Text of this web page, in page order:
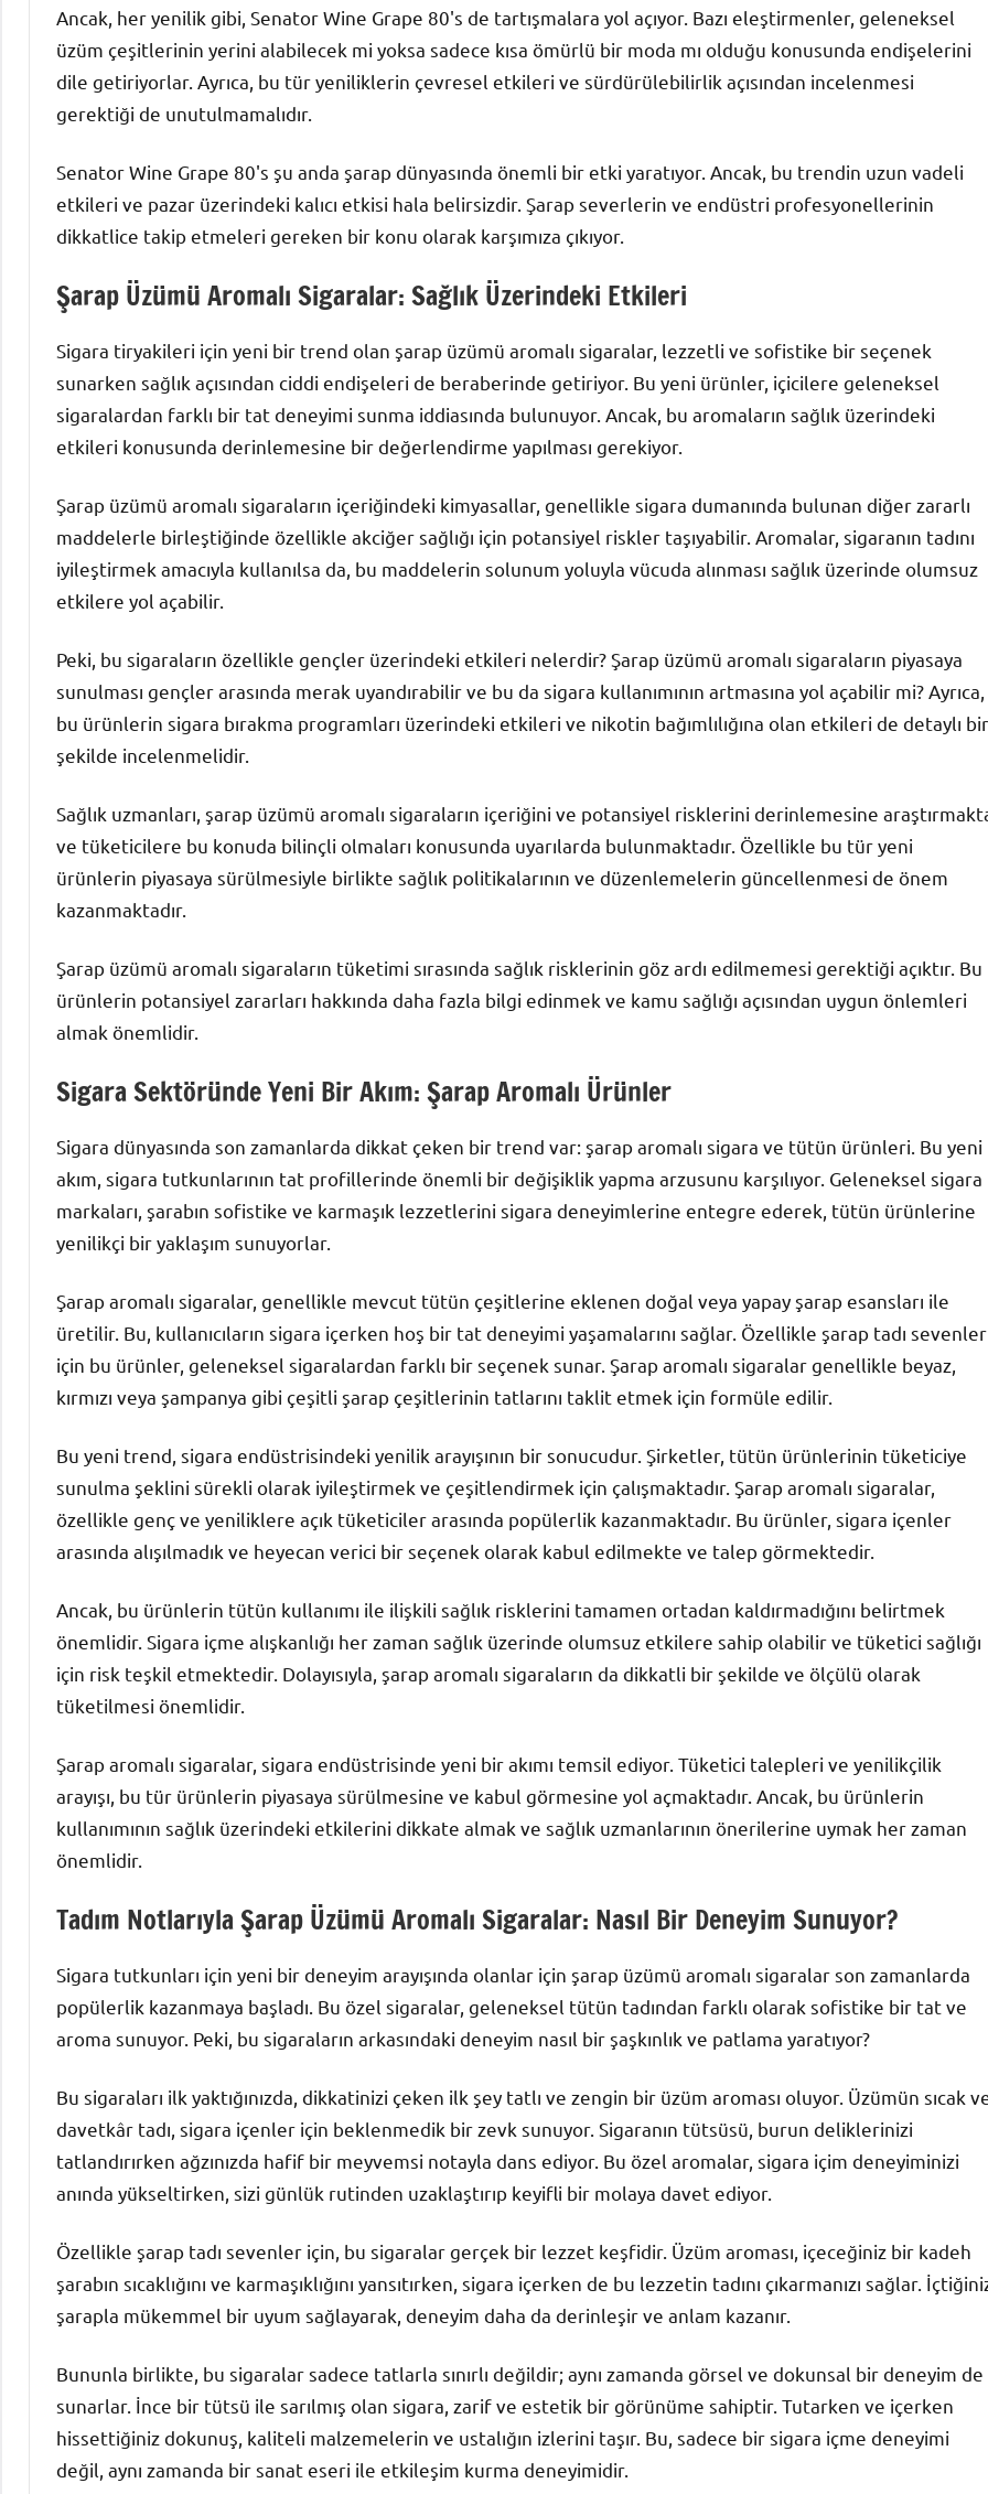
Ancak, her yenilik gibi, Senator Wine Grape 80's de tartışmalara yol açıyor. Bazı eleştirmenler, geleneksel
üzüm çeşitlerinin yerini alabilecek mi yoksa sadece kısa ömürlü bir moda mı olduğu konusunda endişelerini
dile getiriyorlar. Ayrıca, bu tür yeniliklerin çevresel etkileri ve sürdürülebilirlik açısından incelenmesi
gerektiği de unutulmamalıdır.
Senator Wine Grape 80's şu anda şarap dünyasında önemli bir etki yaratıyor. Ancak, bu trendin uzun vadeli
etkileri ve pazar üzerindeki kalıcı etkisi hala belirsizdir. Şarap severlerin ve endüstri profesyonellerinin
dikkatlice takip etmeleri gereken bir konu olarak karşımıza çıkıyor.
Şarap Üzümü Aromalı Sigaralar: Sağlık Üzerindeki Etkileri
Sigara tiryakileri için yeni bir trend olan şarap üzümü aromalı sigaralar, lezzetli ve sofistike bir seçenek
sunarken sağlık açısından ciddi endişeleri de beraberinde getiriyor. Bu yeni ürünler, içicilere geleneksel
sigaralardan farklı bir tat deneyimi sunma iddiasında bulunuyor. Ancak, bu aromaların sağlık üzerindeki
etkileri konusunda derinlemesine bir değerlendirme yapılması gerekiyor.
Şarap üzümü aromalı sigaraların içeriğindeki kimyasallar, genellikle sigara dumanında bulunan diğer zararlı
maddelerle birleştiğinde özellikle akciğer sağlığı için potansiyel riskler taşıyabilir. Aromalar, sigaranın tadını
iyileştirmek amacıyla kullanılsa da, bu maddelerin solunum yoluyla vücuda alınması sağlık üzerinde olumsuz
etkilere yol açabilir.
Peki, bu sigaraların özellikle gençler üzerindeki etkileri nelerdir? Şarap üzümü aromalı sigaraların piyasaya
sunulması gençler arasında merak uyandırabilir ve bu da sigara kullanımının artmasına yol açabilir mi? Ayrıca,
bu ürünlerin sigara bırakma programları üzerindeki etkileri ve nikotin bağımlılığına olan etkileri de detaylı bir
şekilde incelenmelidir.
Sağlık uzmanları, şarap üzümü aromalı sigaraların içeriğini ve potansiyel risklerini derinlemesine
ve tüketicilere bu konuda bilinçli olmaları konusunda uyarılarda bulunmaktadır. Özellikle bu tür yeni
ürünlerin piyasaya sürülmesiyle birlikte sağlık politikalarının ve düzenlemelerin güncellenmesi de önem
kazanmaktadır.
Şarap üzümü aromalı sigaraların tüketimi sırasında sağlık risklerinin göz ardı edilmemesi gerektiği açıktır. Bu
ürünlerin potansiyel zararları hakkında daha fazla bilgi edinmek ve kamu sağlığı açısından uygun önlemleri
almak önemlidir.
Sigara Sektöründe Yeni Bir Akım: Şarap Aromalı Ürünler
Sigara dünyasında son zamanlarda dikkat çeken bir trend var: şarap aromalı sigara ve tütün ürünleri. Bu yeni
akım, sigara tutkunlarının tat profillerinde önemli bir değişiklik yapma arzusunu karşılıyor. Geleneksel sigara
markaları, şarabın sofistike ve karmaşık lezzetlerini sigara deneyimlerine entegre ederek, tütün ürünlerine
yenilikçi bir yaklaşım sunuyorlar.
Şarap aromalı sigaralar, genellikle mevcut tütün çeşitlerine eklenen doğal veya yapay şarap esansları ile
üretilir. Bu, kullanıcıların sigara içerken hoş bir tat deneyimi yaşamalarını sağlar. Özellikle şarap tadı sevenler
için bu ürünler, geleneksel sigaralardan farklı bir seçenek sunar. Şarap aromalı sigaralar genellikle beyaz,
kırmızı veya şampanya gibi çeşitli şarap çeşitlerinin tatlarını taklit etmek için formüle edilir.
Bu yeni trend, sigara endüstrisindeki yenilik arayışının bir sonucudur. Şirketler, tütün ürünlerinin tüketiciye
sunulma şeklini sürekli olarak iyileştirmek ve çeşitlendirmek için çalışmaktadır. Şarap aromalı sigaralar,
özellikle genç ve yeniliklere açık tüketiciler arasında popülerlik kazanmaktadır. Bu ürünler, sigara içenler
arasında alışılmadık ve heyecan verici bir seçenek olarak kabul edilmekte ve talep görmektedir.
Ancak, bu ürünlerin tütün kullanımı ile ilişkili sağlık risklerini tamamen ortadan kaldırmadığını belirtmek
önemlidir. Sigara içme alışkanlığı her zaman sağlık üzerinde olumsuz etkilere sahip olabilir ve tüketici sağlığı
için risk teşkil etmektedir. Dolayısıyla, şarap aromalı sigaraların da dikkatli bir şekilde ve ölçülü olarak
tüketilmesi önemlidir.
Şarap aromalı sigaralar, sigara endüstrisinde yeni bir akımı temsil ediyor. Tüketici talepleri ve yenilikçilik
arayışı, bu tür ürünlerin piyasaya sürülmesine ve kabul görmesine yol açmaktadır. Ancak, bu ürünlerin
kullanımının sağlık üzerindeki etkilerini dikkate almak ve sağlık uzmanlarının önerilerine uymak her zaman
önemlidir.
Tadım Notlarıyla Şarap Üzümü Aromalı Sigaralar: Nasıl Bir Deneyim Sunuyor?
Sigara tutkunları için yeni bir deneyim arayışında olanlar için şarap üzümü aromalı sigaralar son zamanlarda
popülerlik kazanmaya başladı. Bu özel sigaralar, geleneksel tütün tadından farklı olarak sofistike bir tat ve
aroma sunuyor. Peki, bu sigaraların arkasındaki deneyim nasıl bir şaşkınlık ve patlama yaratıyor?
Bu sigaraları ilk yaktığınızda, dikkatinizi çeken ilk şey tatlı ve zengin bir üzüm aroması oluyor. Üzümün sıcak
davetkâr tadı, sigara içenler için beklenmedik bir zevk sunuyor. Sigaranın tütsüsü, burun deliklerinizi
tatlandırırken ağzınızda hafif bir meyvemsi notayla dans ediyor. Bu özel aromalar, sigara içim deneyiminizi
anında yükseltirken, sizi günlük rutinden uzaklaştırıp keyifli bir molaya davet ediyor.
Özellikle şarap tadı sevenler için, bu sigaralar gerçek bir lezzet keşfidir. Üzüm aroması, içeceğiniz bir kadeh
şarabın sıcaklığını ve karmaşıklığını yansıtırken, sigara içerken de bu lezzetin tadını çıkarmanızı sağlar.
şarapla mükemmel bir uyum sağlayarak, deneyim daha da derinleşir ve anlam kazanır.
Bununla birlikte, bu sigaralar sadece tatlarla sınırlı değildir; aynı zamanda görsel ve dokunsal bir deneyim de
sunarlar. İnce bir tütsü ile sarılmış olan sigara, zarif ve estetik bir görünüme sahiptir. Tutarken ve içerken
hissettiğiniz dokunuş, kaliteli malzemelerin ve ustalığın izlerini taşır. Bu, sadece bir sigara içme deneyimi
değil, aynı zamanda bir sanat eseri ile etkileşim kurma deneyimidir.